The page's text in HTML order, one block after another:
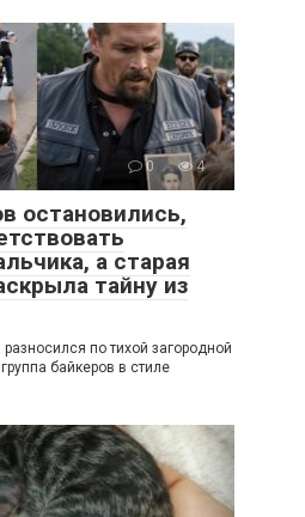
0 4
остановились,
а старая
тайну из
по тихой загородной
байкеров в стиле